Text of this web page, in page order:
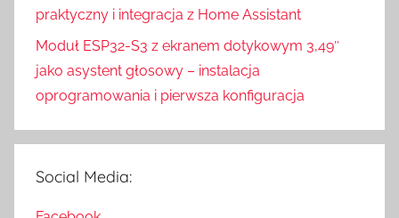
praktyczny i integracja z Home Assistant
Moduł ESP32-S3 z ekranem dotykowym 3,49″
jako asystent głosowy – instalacja
oprogramowania i pierwsza konfiguracja
Social Media: